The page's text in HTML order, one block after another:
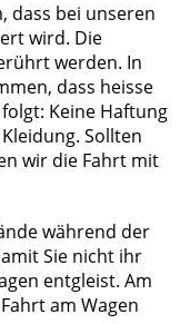
dass bei unseren
wird. Die
werden. In
dass heisse
Keine Haftung
Sollten
wir die Fahrt mit
während der
Sie nicht ihr
entgleist. Am
am Wagen